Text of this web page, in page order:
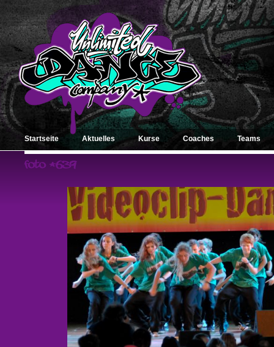
Startseite Aktuelles Kurse Coaches Teams